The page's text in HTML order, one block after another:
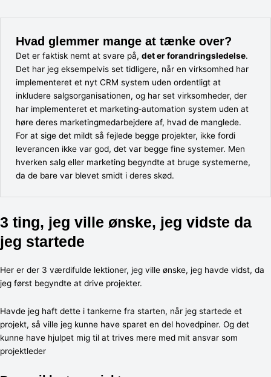
Hvad glemmer mange at tænke over?
Det er faktisk nemt at svare på, det er forandringsledelse.
Det har jeg eksempelvis set tidligere, når en virksomhed har
implementeret et nyt CRM system uden ordentligt at
inkludere salgsorganisationen, og har set virksomheder, der
har implementeret et marketing‐automation system uden at
høre deres marketingmedarbejdere af, hvad de manglede.
For at sige det mildt så fejlede begge projekter, ikke fordi
leverancen ikke var god, det var begge fine systemer. Men
hverken salg eller marketing begyndte at bruge systemerne,
da de bare var blevet smidt i deres skød.
3 ting, jeg ville ønske, jeg vidste da
jeg startede
Her er der 3 værdifulde lektioner, jeg ville ønske, jeg havde vidst, da
jeg først begyndte at drive projekter.
Havde jeg haft dette i tankerne fra starten, når jeg startede et
projekt, så ville jeg kunne have sparet en del hovedpiner. Og det
kunne have hjulpet mig til at trives mere med mit ansvar som
projektleder